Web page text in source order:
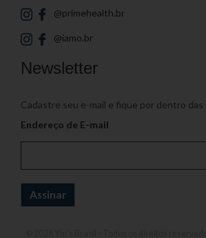
@primehealth.br
@iamo.br
Newsletter
Cadastre seu e-mail e fique por dentro das
Endereço de E-mail